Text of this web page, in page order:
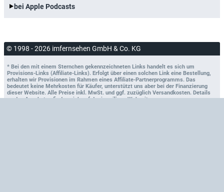
bei Apple Podcasts
© 1998 - 2026 imfernsehen GmbH & Co. KG
* Bei den mit einem Sternchen gekennzeichneten Links handelt es sich um
Provisions-Links (Affiliate-Links). Erfolgt über einen solchen Link eine Bestellung,
erhalten wir Provisionen im Rahmen eines Affiliate-Partnerprogramms. Das
bedeutet keine Mehrkosten für Käufer, unterstützt uns aber bei der Finanzierung
dieser Website. Alle Preise inkl. MwSt. und ggf. zuzüglich Versandkosten. Details
zu den Angeboten finden sich auf der jeweiligen Webseite.